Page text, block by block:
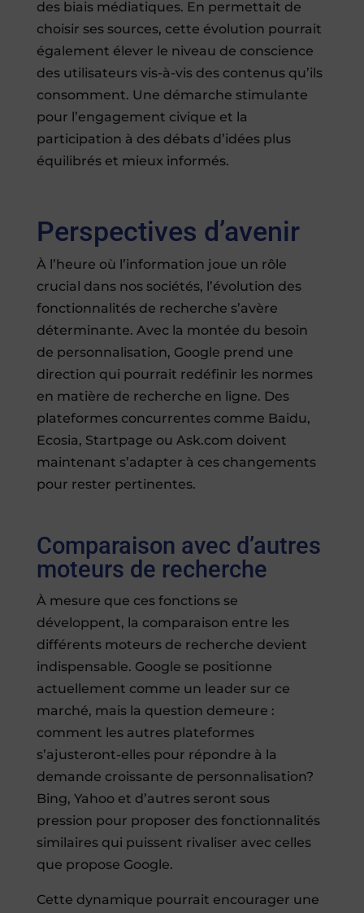
des biais médiatiques. En permettait de
choisir ses sources, cette évolution pourrait
également élever le niveau de conscience
des utilisateurs vis-à-vis des contenus qu’ils
consomment. Une démarche stimulante
pour l’engagement civique et la
participation à des débats d’idées plus
équilibrés et mieux informés.
Perspectives d’avenir
À l’heure où l’information joue un rôle
crucial dans nos sociétés, l’évolution des
fonctionnalités de recherche s’avère
déterminante. Avec la montée du besoin
de personnalisation, Google prend une
direction qui pourrait redéfinir les normes
en matière de recherche en ligne. Des
plateformes concurrentes comme Baidu,
Ecosia, Startpage ou Ask.com doivent
maintenant s’adapter à ces changements
pour rester pertinentes.
Comparaison avec d’autres
moteurs de recherche
À mesure que ces fonctions se
développent, la comparaison entre les
différents moteurs de recherche devient
indispensable. Google se positionne
actuellement comme un leader sur ce
marché, mais la question demeure :
comment les autres plateformes
s’ajusteront-elles pour répondre à la
demande croissante de personnalisation?
Bing, Yahoo et d’autres seront sous
pression pour proposer des fonctionnalités
similaires qui puissent rivaliser avec celles
que propose Google.
Cette dynamique pourrait encourager une